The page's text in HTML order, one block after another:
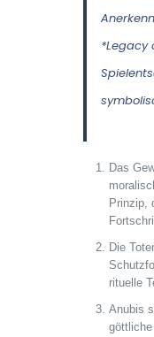
*Legacy
Das
Prinzip,
Die
rituelle
Anubis